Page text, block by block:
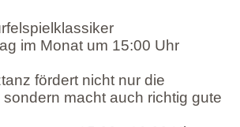
im Monat um 15:00 Uhr
fördert nicht nur die
macht auch richtig gute